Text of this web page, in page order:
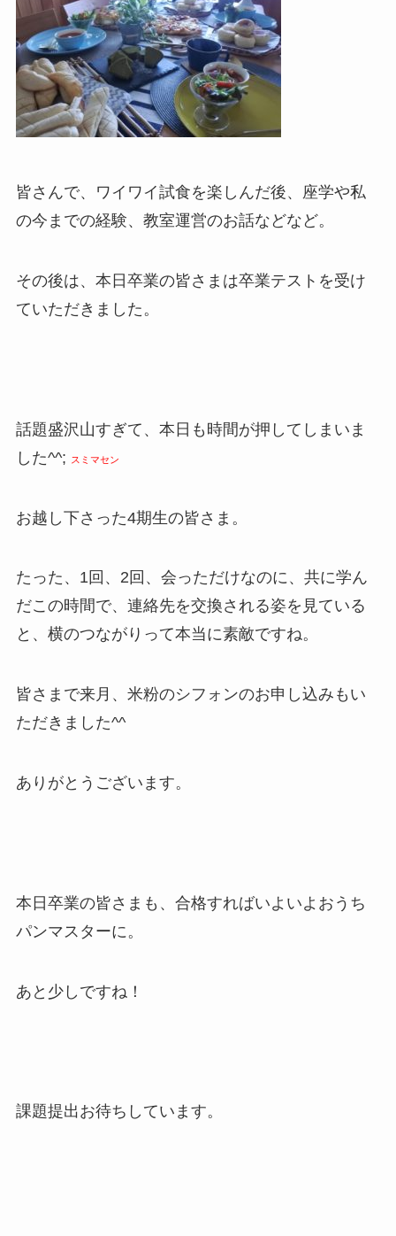
皆さんで、ワイワイ試食を楽しんだ後、座学や私
の今までの経験、教室運営のお話などなど。
その後は、本日卒業の皆さまは卒業テストを受け
ていただきました。
話題盛沢山すぎて、本日も時間が押してしまいま
した^^; スミマセン
お越し下さった4期生の皆さま。
たった、1回、2回、会っただけなのに、共に学ん
だこの時間で、連絡先を交換される姿を見ている
と、横のつながりって本当に素敵ですね。
皆さまで来月、米粉のシフォンのお申し込みもい
ただきました^^
ありがとうございます。
本日卒業の皆さまも、合格すればいよいよおうち
パンマスターに。
あと少しですね！
課題提出お待ちしています。